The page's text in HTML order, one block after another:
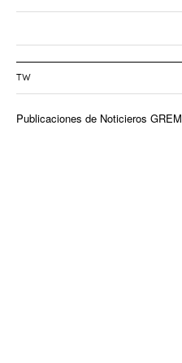
TW
Publicaciones de Noticieros GREM